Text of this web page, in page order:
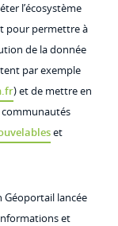
l’écosystème
pour permettre à
de la donnée
par exemple
) et de mettre en
communautés
et
Géoportail lancée
et